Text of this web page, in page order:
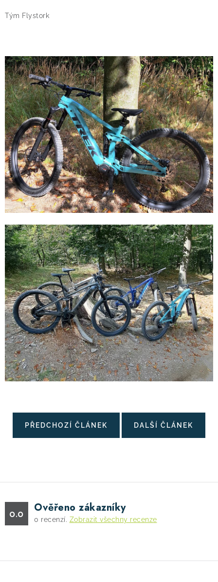
Tým Flystork
PŘEDCHOZÍ ČLÁNEK DALŠÍ ČLÁNEK
0.0 Ověřeno zákazníky
0 recenzí. Zobrazit všechny recenze